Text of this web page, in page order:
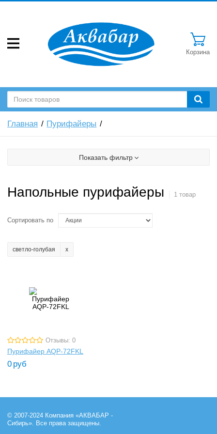
Корзина
Главная Пурифайеры
Показать фильтр
Напольные пурифайеры 1 товар
Сортировать по
светло-голубая
Отзывы: 0
Пурифайер AQP-72FKL
0 руб
© 2007-2024 Компания «АКВАБАР -
Сибирь». Все права защищены.